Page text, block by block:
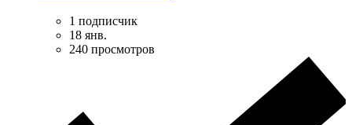
1 подписчик
18 янв.
240 просмотров